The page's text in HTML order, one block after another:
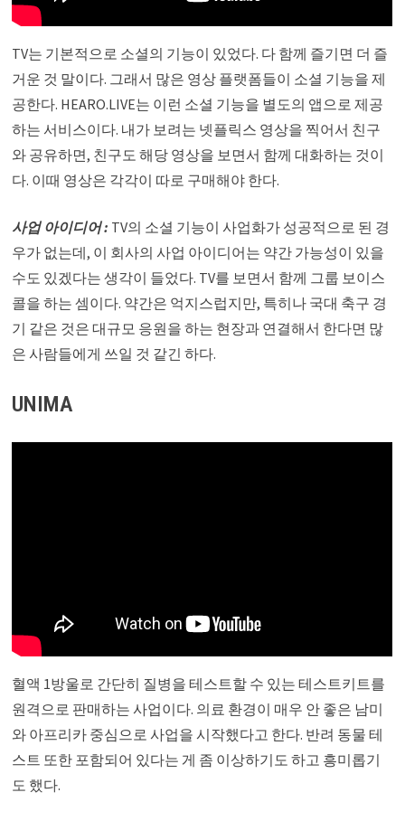
TV는 기본적으로 소셜의 기능이 있었다. 다 함께 즐기면 더 즐
거운 것 말이다. 그래서 많은 영상 플랫폼들이 소셜 기능을 제
공한다. HEARO.LIVE는 이런 소셜 기능을 별도의 앱으로 제공
하는 서비스이다. 내가 보려는 넷플릭스 영상을 찍어서 친구
와 공유하면, 친구도 해당 영상을 보면서 함께 대화하는 것이
다. 이때 영상은 각각이 따로 구매해야 한다.
사업 아이디어 : TV의 소셜 기능이 사업화가 성공적으로 된 경
우가 없는데, 이 회사의 사업 아이디어는 약간 가능성이 있을
수도 있겠다는 생각이 들었다. TV를 보면서 함께 그룹 보이스
콜을 하는 셈이다. 약간은 억지스럽지만, 특히나 국대 축구 경
기 같은 것은 대규모 응원을 하는 현장과 연결해서 한다면 많
은 사람들에게 쓰일 것 같긴 하다.
UNIMA
혈액 1방울로 간단히 질병을 테스트할 수 있는 테스트키트를
원격으로 판매하는 사업이다. 의료 환경이 매우 안 좋은 남미
와 아프리카 중심으로 사업을 시작했다고 한다. 반려 동물 테
스트 또한 포함되어 있다는 게 좀 이상하기도 하고 흥미롭기
도 했다.